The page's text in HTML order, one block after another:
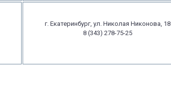
г. Екатеринбург, ул. Николая Никонова, 18
8 (343) 278-75-25